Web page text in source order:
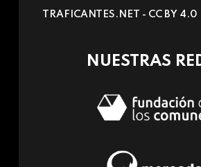
e-
TRAFICANTES.NET - CC BY 4.0
NUESTRAS